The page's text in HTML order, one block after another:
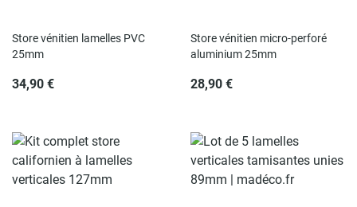
Store vénitien lamelles PVC
25mm
34,90 €
Store vénitien micro-perforé
aluminium 25mm
28,90 €